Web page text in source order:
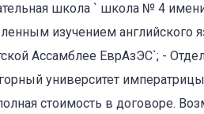
школа ` школа № 4
изучением английского
Ассамблее ЕврАзЭС`; -
университет
стоимость в договоре.